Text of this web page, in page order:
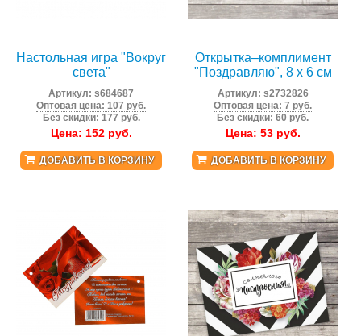
Настольная игра "Вокруг
света"
Артикул:s684687
Оптовая цена: 107 руб.
Без скидки: 177 руб.
Цена: 152руб.
ДОБАВИТЬ В КОРЗИНУ
Открытка–комплимент
"Поздравляю", 8 х 6 см
Артикул: s2732826
Оптовая цена: 7 руб.
Без скидки: 60 руб.
Цена: 53руб.
ДОБАВИТЬ В КОРЗИНУ